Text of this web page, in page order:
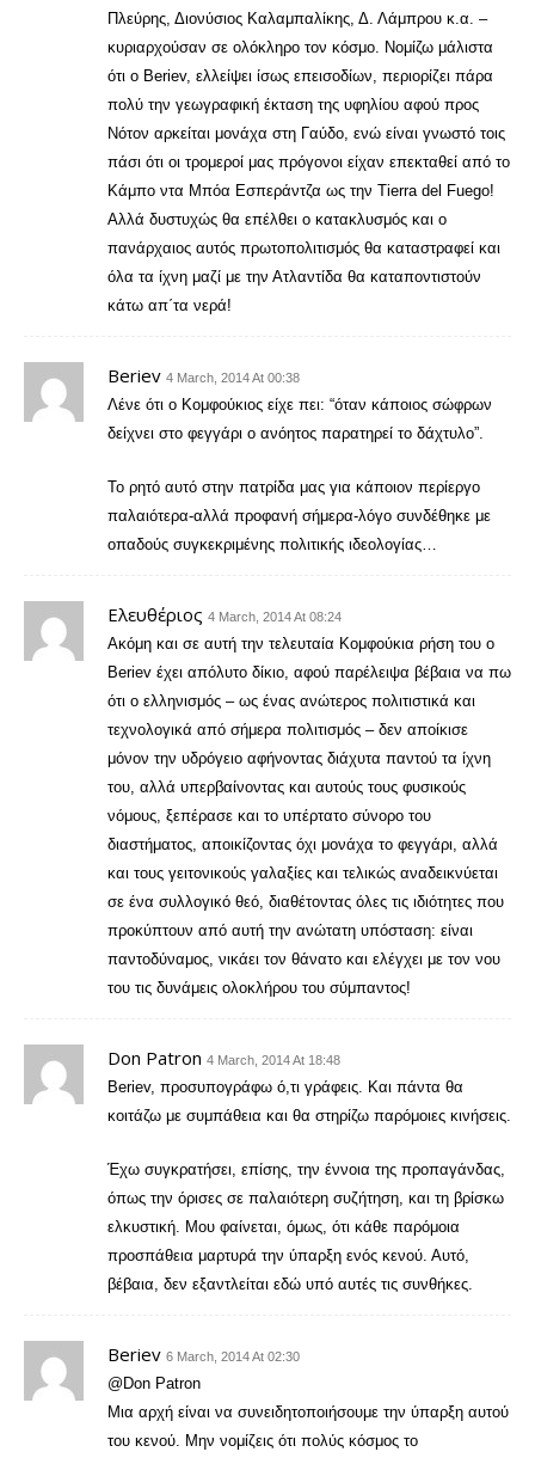
Πλεύρης, Διονύσιος Καλαμπαλίκης, Δ. Λάμπρου κ.α. –
κυριαρχούσαν σε ολόκληρο τον κόσμο. Νομίζω μάλιστα
ότι ο Beriev, ελλείψει ίσως επεισοδίων, περιορίζει πάρα
πολύ την γεωγραφική έκταση της υφηλίου αφού προς
Νότον αρκείται μονάχα στη Γαύδο, ενώ είναι γνωστό τοις
πάσι ότι οι τρομεροί μας πρόγονοι είχαν επεκταθεί από το
Κάμπο ντα Μπόα Εσπεράντζα ως την Tierra del Fuego!
Αλλά δυστυχώς θα επέλθει ο κατακλυσμός και ο
πανάρχαιος αυτός πρωτοπολιτισμός θα καταστραφεί και
όλα τα ίχνη μαζί με την Ατλαντίδα θα καταποντιστούν
κάτω απ΄τα νερά!
Beriev 4 March, 2014 At 00:38
Λένε ότι ο Κομφούκιος είχε πει: “όταν κάποιος σώφρων
δείχνει στο φεγγάρι ο ανόητος παρατηρεί το δάχτυλο”.
Το ρητό αυτό στην πατρίδα μας για κάποιον περίεργο
παλαιότερα-αλλά προφανή σήμερα-λόγο συνδέθηκε με
οπαδούς συγκεκριμένης πολιτικής ιδεολογίας…
Ελευθέριος 4 March, 2014 At 08:24
Ακόμη και σε αυτή την τελευταία Κομφούκια ρήση του ο
Beriev έχει απόλυτο δίκιο, αφού παρέλειψα βέβαια να πω
ότι ο ελληνισμός – ως ένας ανώτερος πολιτιστικά και
τεχνολογικά από σήμερα πολιτισμός – δεν αποίκισε
μόνον την υδρόγειο αφήνοντας διάχυτα παντού τα ίχνη
του, αλλά υπερβαίνοντας και αυτούς τους φυσικούς
νόμους, ξεπέρασε και το υπέρτατο σύνορο του
διαστήματος, αποικίζοντας όχι μονάχα το φεγγάρι, αλλά
και τους γειτονικούς γαλαξίες και τελικώς αναδεικνύεται
σε ένα συλλογικό θεό, διαθέτοντας όλες τις ιδιότητες που
προκύπτουν από αυτή την ανώτατη υπόσταση: είναι
παντοδύναμος, νικάει τον θάνατο και ελέγχει με τον νου
του τις δυνάμεις ολοκλήρου του σύμπαντος!
Don Patron 4 March, 2014 At 18:48
Beriev, προσυπογράφω ό,τι γράφεις. Και πάντα θα
κοιτάζω με συμπάθεια και θα στηρίζω παρόμοιες κινήσεις.
Έχω συγκρατήσει, επίσης, την έννοια της προπαγάνδας,
όπως την όρισες σε παλαιότερη συζήτηση, και τη βρίσκω
ελκυστική. Μου φαίνεται, όμως, ότι κάθε παρόμοια
προσπάθεια μαρτυρά την ύπαρξη ενός κενού. Αυτό,
βέβαια, δεν εξαντλείται εδώ υπό αυτές τις συνθήκες.
Beriev 6 March, 2014 At 02:30
@Don Patron
Μια αρχή είναι να συνειδητοποιήσουμε την ύπαρξη αυτού
του κενού. Μην νομίζεις ότι πολύς κόσμος το